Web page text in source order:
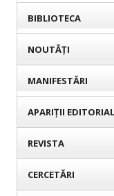
BIBLIOTECA
NOUTĂȚI
MANIFESTĂRI
APARIȚII
REVISTA
CERCETĂRI